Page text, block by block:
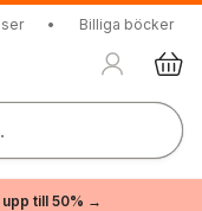
• Billiga böcker
upp till 50% →